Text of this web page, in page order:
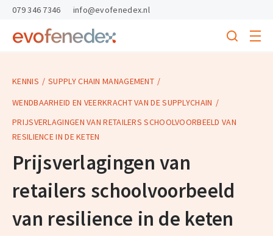
skipToContent
skipToFooter
Return
homepage
Search
menu
079 346 7346 info@evofenedex.nl
KENNIS
SUPPLY CHAIN MANAGEMENT
WENDBAARHEID EN VEERKRACHT VAN DE SUPPLYCHAIN
PRIJSVERLAGINGEN VAN RETAILERS SCHOOLVOORBEELD VAN
RESILIENCE IN DE KETEN
Prijsverlagingen van
retailers schoolvoorbeeld
van resilience in de keten